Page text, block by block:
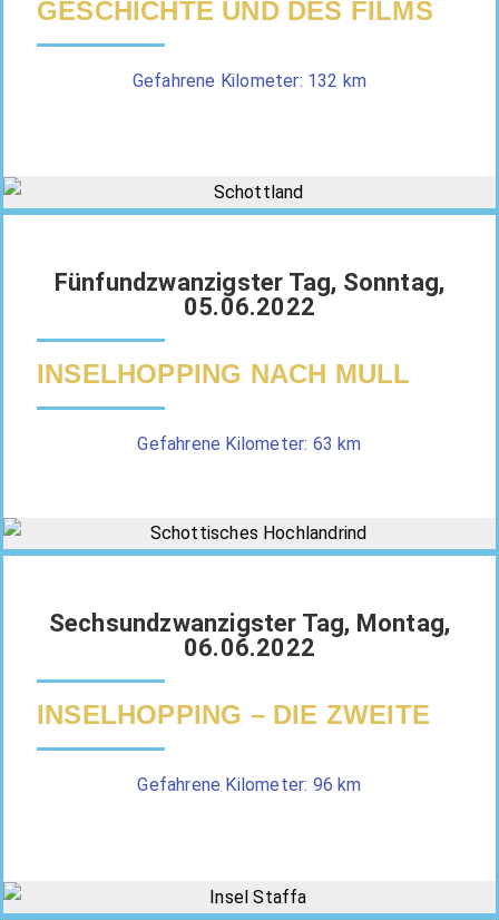
GESCHICHTE UND DES FILMS
Gefahrene Kilometer: 132 km
Fünfundzwanzigster Tag, Sonntag,
05.06.2022
INSELHOPPING NACH MULL
Gefahrene Kilometer: 63 km
Sechsundzwanzigster Tag, Montag,
06.06.2022
INSELHOPPING – DIE ZWEITE
Gefahrene Kilometer: 96 km